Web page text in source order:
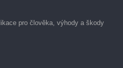
pro člověka, výhody a škody